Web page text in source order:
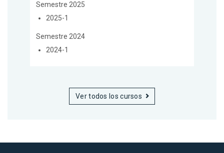
Semestre 2025
2025-1
Semestre 2024
2024-1
Ver todos los cursos